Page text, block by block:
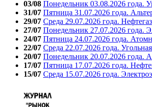
03/08 Понедельник 03.08.2026 года.
31/07 Пятница 31.07.2026 года.
29/07 Среда 29.07.2026 года.
27/07 Понедельник 27.07.2026 года.
24/07 Пятница 24.07.2026 года.
22/07 Среда 22.07.2026 года.
20/07 Понедельник 20.07.2026 года.
17/07 Пятница 17.07.2026 года.
15/07 Среда 15.07.2026 года.